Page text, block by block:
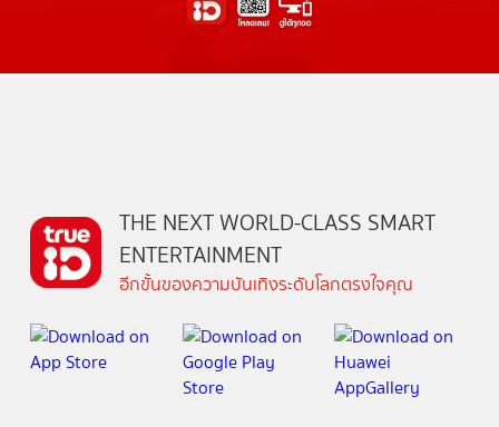
THE NEXT WORLD-CLASS SMART
ENTERTAINMENT
อีกขั้นของความบันเทิงระดับโลกตรงใจคุณ